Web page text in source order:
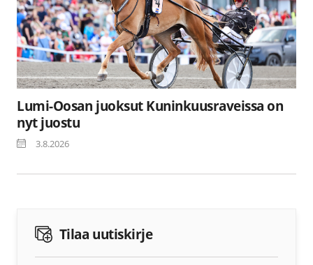
Lumi-Oosan juoksut Kuninkuusraveissa on
nyt juostu
3.8.2026
Tilaa uutiskirje